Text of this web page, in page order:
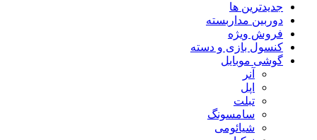
جدیدترین ها
دوربین مداربسته
فروش ویژه
کنسول بازی و دسته
گوشی موبایل
آنر
اپل
تبلت
سامسونگ
شیائومی